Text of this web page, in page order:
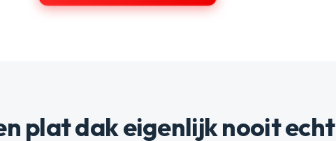
plat dak eigenlijk nooit echt